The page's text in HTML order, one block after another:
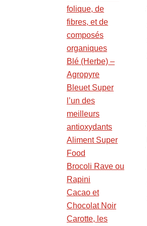
folique, de
fibres, et de
composés
organiques
Blé (Herbe) –
Agropyre
Bleuet Super
l’un des
meilleurs
antioxydants
Aliment Super
Food
Brocoli Rave ou
Rapini
Cacao et
Chocolat Noir
Carotte, les